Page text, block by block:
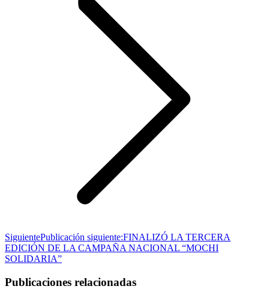
SiguientePublicación siguiente:FINALIZÓ LA TERCERA
EDICIÓN DE LA CAMPAÑA NACIONAL “MOCHI
SOLIDARIA”
Publicaciones relacionadas